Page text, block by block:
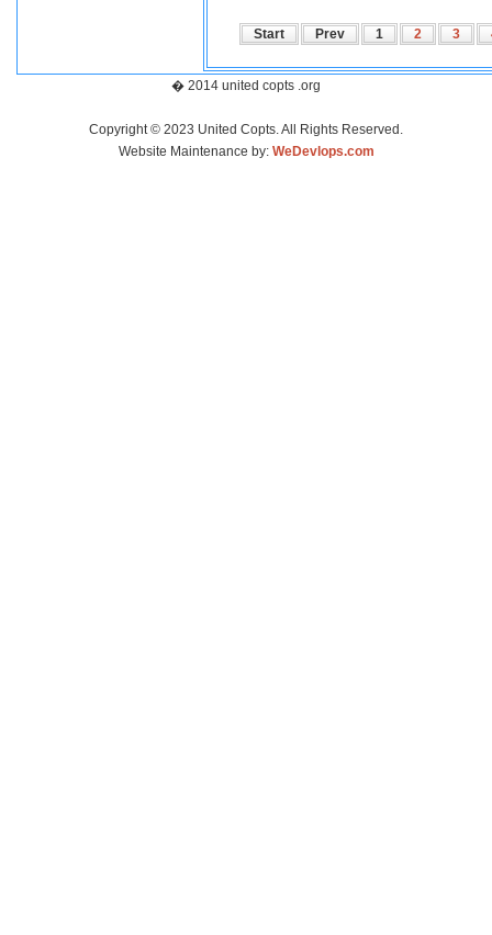
Start Prev 1 2 3
� 2014 united copts .org
Copyright © 2023 United Copts. All Rights Reserved.
Website Maintenance by: WeDevlops.com